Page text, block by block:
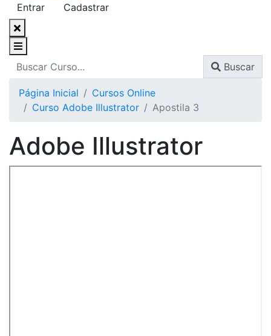
Entrar
Cadastrar
Buscar
Página Inicial
Cursos Online
Curso Adobe Illustrator
Apostila 3
Adobe Illustrator